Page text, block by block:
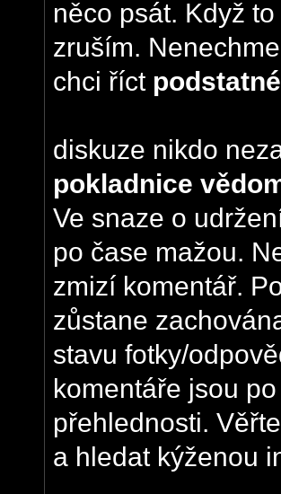
něco psát. Když
zruším.
chci říct podstatné
diskuze nikdo
pokladnice
Ve snaze o
po čase mažou.
zmizí komentář.
zůstane
stavu fotky/
komentáře jsou
přehlednosti.
a hledat kýženou